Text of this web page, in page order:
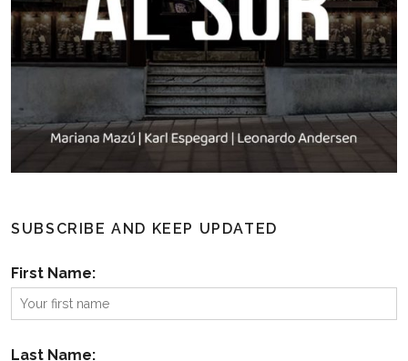
SUBSCRIBE AND KEEP UPDATED
First Name:
Last Name: